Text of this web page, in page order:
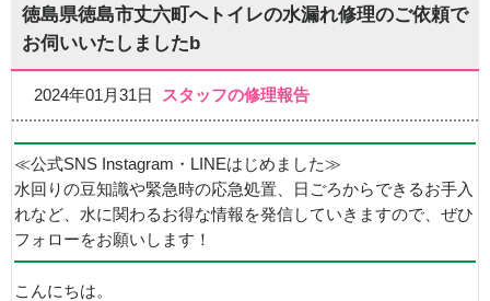
徳島県徳島市丈六町へトイレの水漏れ修理のご依頼で
お伺いいたしましたb
2024年01月31日 スタッフの修理報告
≪公式SNS Instagram・LINEはじめました≫
水回りの豆知識や緊急時の応急処置、日ごろからできるお手入
れなど、水に関わるお得な情報を発信していきますので、ぜひ
フォローをお願いします！
こんにちは。